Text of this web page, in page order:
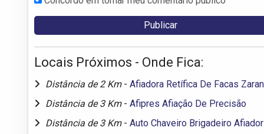
Locais Próximos - Onde Fica:
Distância de 2 Km - Afiadora Retífica De Facas
Distância de 3 Km - Afipres Afiação De Precisão
Distância de 3 Km - Auto Chaveiro Brigadeiro Afiador